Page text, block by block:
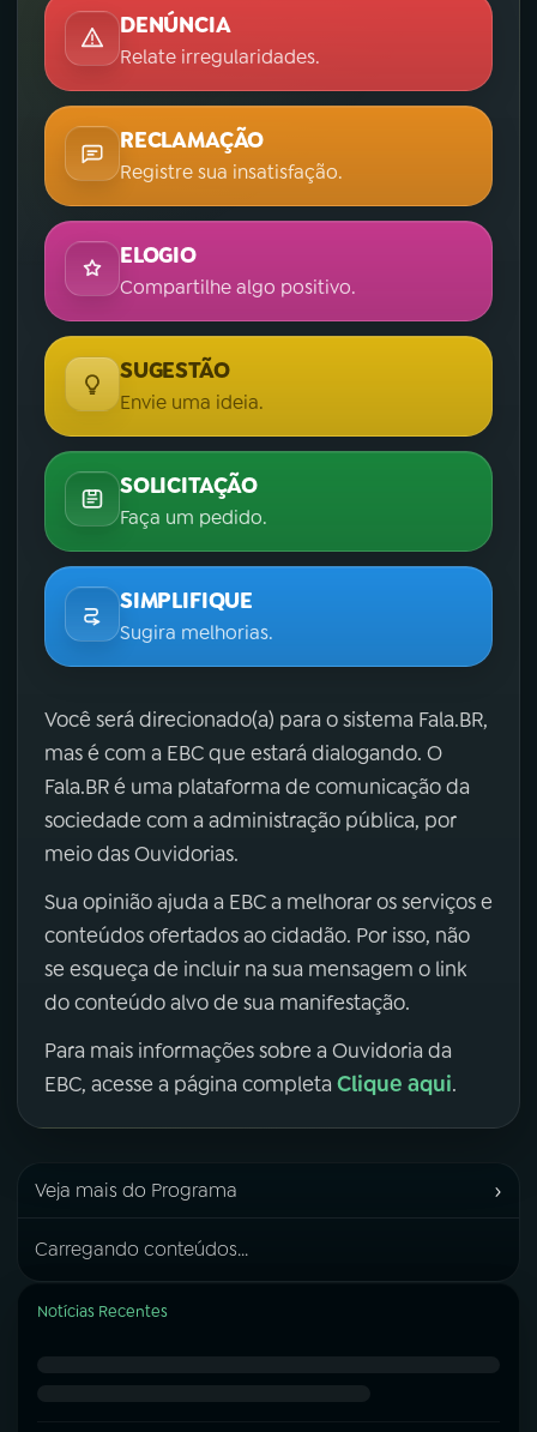
DENÚNCIA
Relate irregularidades.
RECLAMAÇÃO
Registre sua insatisfação.
ELOGIO
Compartilhe algo positivo.
SUGESTÃO
Envie uma ideia.
SOLICITAÇÃO
Faça um pedido.
SIMPLIFIQUE
Sugira melhorias.
Você será direcionado(a) para o sistema Fala.BR,
mas é com a EBC que estará dialogando. O
Fala.BR é uma plataforma de comunicação da
sociedade com a administração pública, por
meio das Ouvidorias.
Sua opinião ajuda a EBC a melhorar os serviços e
conteúdos ofertados ao cidadão. Por isso, não
se esqueça de incluir na sua mensagem o link
do conteúdo alvo de sua manifestação.
Para mais informações sobre a Ouvidoria da
EBC, acesse a página completa Clique aqui.
Veja mais do Programa ›
Carregando conteúdos...
Notícias Recentes